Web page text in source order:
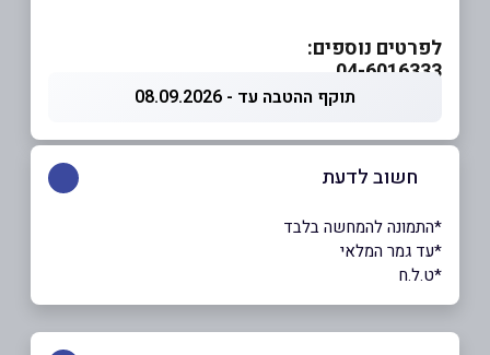
לפרטים נוספים:
04-6016333
תוקף ההטבה עד - 08.09.2026
חשוב לדעת
*התמונה להמחשה בלבד
*עד גמר המלאי
*ט.ל.ח